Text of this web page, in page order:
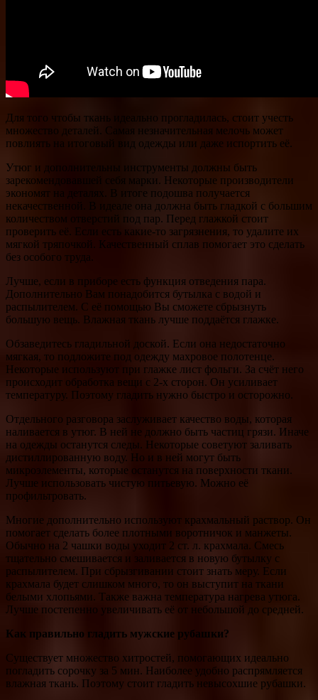
Для того чтобы ткань идеально прогладилась, стоит учесть
множество деталей. Самая незначительная мелочь может
повлиять на итоговый вид одежды или даже испортить её.
Утюг и дополнительны инструменты должны быть
зарекомендовавшей себя марки. Некоторые производители
экономят на деталях. В итоге подошва получается
некачественной. В идеале она должна быть гладкой с большим
количеством отверстий под пар. Перед глажкой стоит
проверить её. Если есть какие-то загрязнения, то удалите их
мягкой тряпочкой. Качественный сплав помогает это сделать
без особого труда.
Лучше, если в приборе есть функция отведения пара.
Дополнительно Вам понадобится бутылка с водой и
распылителем. С её помощью Вы сможете сбрызнуть
большую вещь. Влажная ткань лучше поддаётся глажке.
Обзаведитесь гладильной доской. Если она недостаточно
мягкая, то подложите под одежду махровое полотенце.
Некоторые используют при глажке лист фольги. За счёт него
происходит обработка вещи с 2-х сторон. Он усиливает
температуру. Поэтому гладить нужно быстро и осторожно.
Отдельного разговора заслуживает качество воды, которая
наливается в утюг. В ней не должно быть частиц грязи. Иначе
на одежды останутся следы. Некоторые советуют заливать
дистиллированную воду. Но и в ней могут быть
микроэлементы, которые останутся на поверхности ткани.
Лучше использовать чистую питьевую. Можно её
профильтровать.
Многие дополнительно используют крахмальный раствор. Он
помогает сделать более плотными воротничок и манжеты.
Обычно на 2 чашки воды уходит 2 ст. л. крахмала. Смесь
тщательно смешивается и заливается в новую бутылку с
распылителем. При сбрызгивании стоит знать меру. Если
крахмала будет слишком много, то он выступит на ткани
белыми хлопьями. Также важна температура нагрева утюга.
Лучше постепенно увеличивать её от небольшой до средней.
Как правильно гладить мужские рубашки?
Существует множество хитростей, помогающих идеально
погладить сорочку за 5 мин. Наиболее удобно распрямляется
влажная ткань. Поэтому стоит гладить невысохшие рубашки.